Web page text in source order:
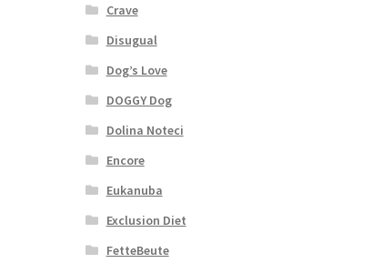
Crave
Disugual
Dog’s Love
DOGGY Dog
Dolina Noteci
Encore
Eukanuba
Exclusion Diet
FetteBeute